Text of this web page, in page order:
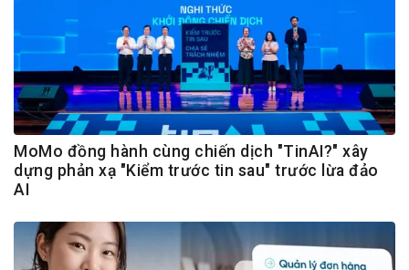
MoMo đồng hành cùng chiến dịch "TinAI?" xây
dựng phản xạ "Kiểm trước tin sau" trước lừa đảo
AI